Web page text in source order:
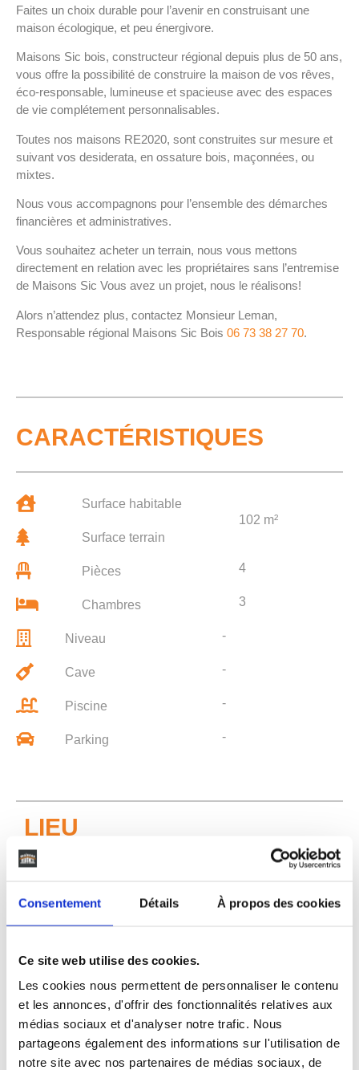
Consentement Détails À propos des cookies
Ce site web utilise des cookies.
Les cookies nous permettent de personnaliser le contenu
et les annonces, d'offrir des fonctionnalités relatives aux
médias sociaux et d'analyser notre trafic. Nous
partageons également des informations sur l'utilisation de
notre site avec nos partenaires de médias sociaux, de
Faites un choix durable pour l’avenir en construisant une
maison écologique, et peu énergivore.
Maisons Sic bois, constructeur régional depuis plus de 50 ans,
vous offre la possibilité de construire la maison de vos rêves,
éco-responsable, lumineuse et spacieuse avec des espaces
de vie complétement personnalisables.
Toutes nos maisons RE2020, sont construites sur mesure et
suivant vos desiderata, en ossature bois, maçonnées, ou
mixtes.
Nous vous accompagnons pour l’ensemble des démarches
financières et administratives.
Vous souhaitez acheter un terrain, nous vous mettons
directement en relation avec les propriétaires sans l’entremise
de Maisons Sic Vous avez un projet, nous le réalisons!
Alors n’attendez plus, contactez Monsieur Leman,
Responsable régional Maisons Sic Bois 06 73 38 27 70.
CARACTÉRISTIQUES
Surface habitable
Surface terrain
Pièces
Chambres
Niveau
Cave
Piscine
Parking
102 m²
4
3
-
-
-
-
LIEU
St Medard En Jalles
33160